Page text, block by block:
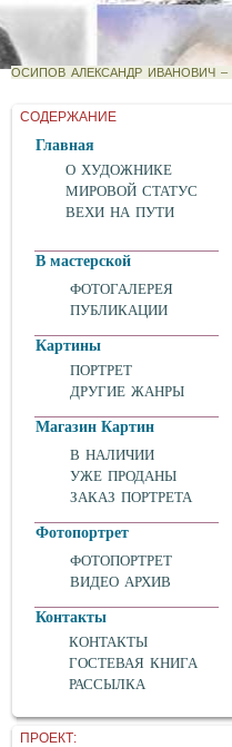
ОСИПОВ АЛЕКСАНДР ИВАНОВИЧ –
СОДЕРЖАНИЕ
Главная
О ХУДОЖНИКЕ
МИРОВОЙ СТАТУС
ВЕХИ НА ПУТИ
В мастерской
ФОТОГАЛЕРЕЯ
ПУБЛИКАЦИИ
Картины
ПОРТРЕТ
ДРУГИЕ ЖАНРЫ
Магазин Картин
В НАЛИЧИИ
УЖЕ ПРОДАНЫ
ЗАКАЗ ПОРТРЕТА
Фотопортрет
ФОТОПОРТРЕТ
ВИДЕО АРХИВ
Контакты
КОНТАКТЫ
ГОСТЕВАЯ КНИГА
РАССЫЛКА
ПРОЕКТ: